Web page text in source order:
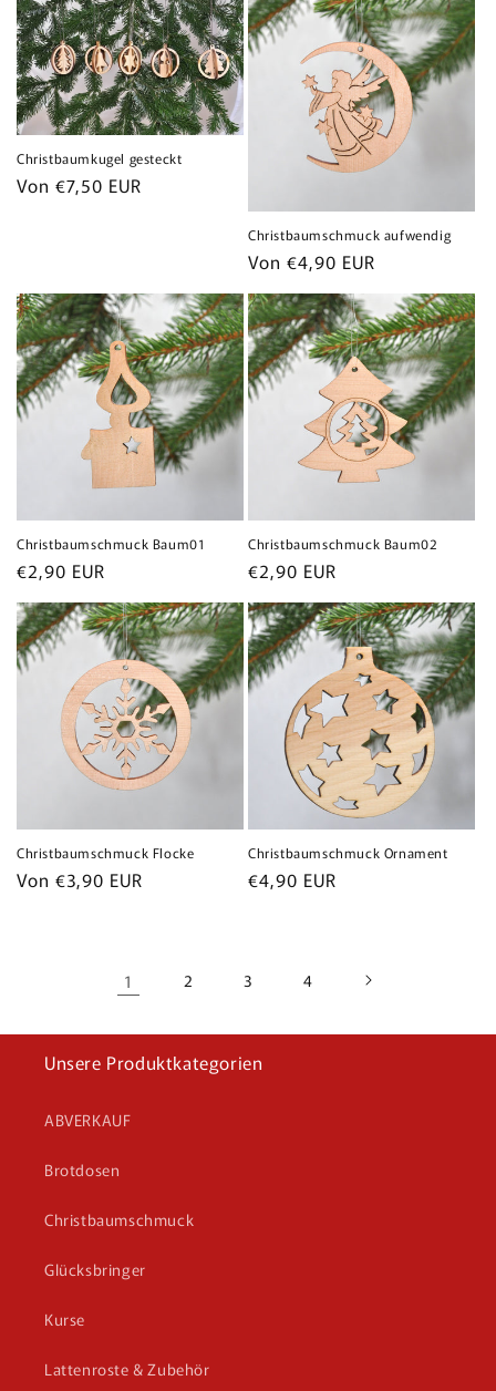
Christbaumkugel gesteckt
Normaler
Von €7,50 EUR
Christbaumschmuck aufwendig
Normaler
Preis
Von €4,90 EUR
Christbaumschmuck Baum01
Normaler
Preis
€2,90 EUR
Christbaumschmuck Baum02
Normaler
Preis
€2,90 EUR
Christbaumschmuck Flocke
Normaler
Von €3,90 EUR
Christbaumschmuck Ornament
Normaler
€4,90 EUR
1 2 3 4
Unsere Produktkategorien
ABVERKAUF
Brotdosen
Christbaumschmuck
Glücksbringer
Kurse
Lattenroste & Zubehör